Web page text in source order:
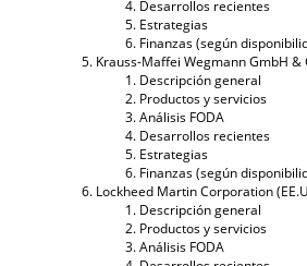
Desarrollos recientes
Estrategias
Finanzas (según
Krauss-Maffei Wegmann GmbH &
Descripción general
Productos y servicios
Análisis FODA
Desarrollos recientes
Estrategias
Finanzas (según
Lockheed Martin Corporation
Descripción general
Productos y servicios
Análisis FODA